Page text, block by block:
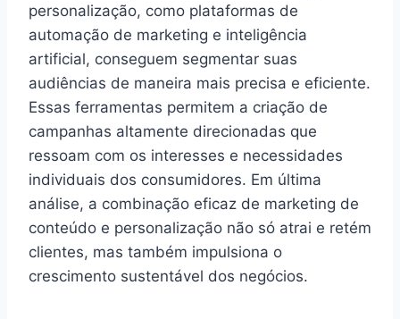
personalização, como plataformas de
automação de marketing e inteligência
artificial, conseguem segmentar suas
audiências de maneira mais precisa e eficiente.
Essas ferramentas permitem a criação de
campanhas altamente direcionadas que
ressoam com os interesses e necessidades
individuais dos consumidores. Em última
análise, a combinação eficaz de marketing de
conteúdo e personalização não só atrai e retém
clientes, mas também impulsiona o
crescimento sustentável dos negócios.